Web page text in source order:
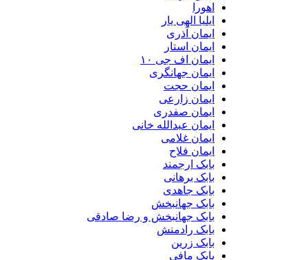
اهورا
ایلیا الهی یار
ایمان آذری
ایمان استار
ایمان اف جی ۱۰
ایمان جهانگری
ایمان حجت
ایمان زارعی
ایمان صفدری
ایمان عبدالله خانی
ایمان غلامی
ایمان فلاح
بابک ارجمند
بابک برهانی
بابک جاهدی
بابک جهانبخش
بابک جهانبخش و رضا صادقی
بابک رادمنش
بابک زرین
بابک مافی